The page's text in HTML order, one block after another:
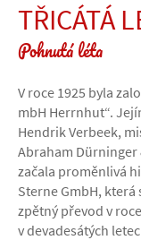
TŘICÁTÁ
Pohnutá léta
V roce 1925 byla
mbH Herrnhut“.
Hendrik Verbeek,
Abraham
začala proměnlivá
Sterne GmbH, která
zpětný převod v
v devadesátých